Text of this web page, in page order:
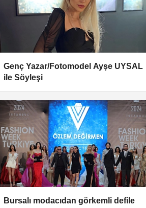
Genç Yazar/Fotomodel Ayşe UYSAL
ile Söyleşi
Bursalı modacıdan görkemli defile